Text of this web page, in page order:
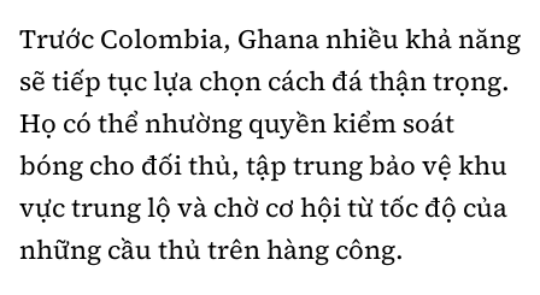
Trước Colombia, Ghana nhiều khả năng
sẽ tiếp tục lựa chọn cách đá thận trọng.
Họ có thể nhường quyền kiểm soát
bóng cho đối thủ, tập trung bảo vệ khu
vực trung lộ và chờ cơ hội từ tốc độ của
những cầu thủ trên hàng công.